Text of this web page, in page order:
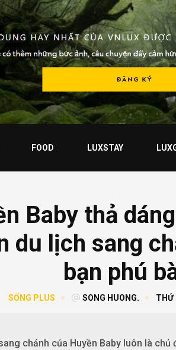
FOOD LUXSTAY
Baby thả
du lịch sang
bạn phú
SỐNG PLUS SONG HUONG. THỨ
chảnh của Huyền Baby luôn là